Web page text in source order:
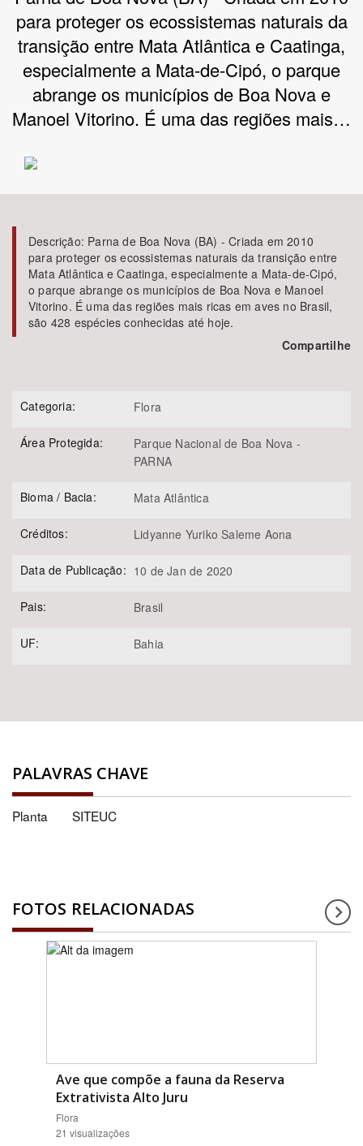
Bioma / Bacia
Tema
Subtema
Área de Levantamento
BUSCAR
para proteger os ecossistemas naturais da
transição entre Mata Atlântica e Caatinga,
especialmente a Mata-de-Cipó, o parque
abrange os municípios de Boa Nova e
Manoel Vitorino. É uma das regiões mais…
Descrição: Parna de Boa Nova (BA) - Criada em 2010
para proteger os ecossistemas naturais da transição entre
Mata Atlântica e Caatinga, especialmente a Mata-de-Cipó,
o parque abrange os municípios de Boa Nova e Manoel
Vitorino. É uma das regiões mais ricas em aves no Brasil,
são 428 espécies conhecidas até hoje.
Compartilhe
Categoria: Flora
Área Protegida:
Parque Nacional de Boa Nova -
PARNA
Bioma / Bacia: Mata Atlântica
Créditos: Lidyanne Yuriko Saleme Aona
Data de Publicação: 10 de Jan de 2020
Pais: Brasil
UF: Bahia
PALAVRAS CHAVE
Planta SITEUC
FOTOS RELACIONADAS
Ave que compõe a fauna da Reserva
Extrativista Alto Juru
Flora
21 visualizações